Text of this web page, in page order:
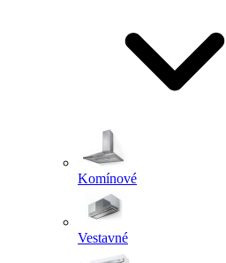
Komínové
Vestavné